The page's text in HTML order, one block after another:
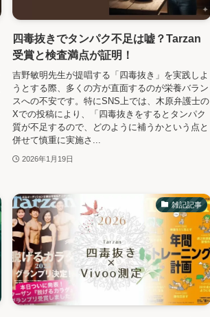
四毒抜きでタンパク不足は嘘？Tarzan
受賞と検査満点が証明！
吉野敏明先生が提唱する「四毒抜き」を実践しよ
うとする際、多くの方が直面するのが栄養バラン
スへの不安です。特にSNS上では、木原弁護士の
Xでの投稿により、「四毒抜きをするとタンパク
質が不足するので、どのように補うかという点と
併せて慎重に実施さ...
2026年1月19日
雑記記事